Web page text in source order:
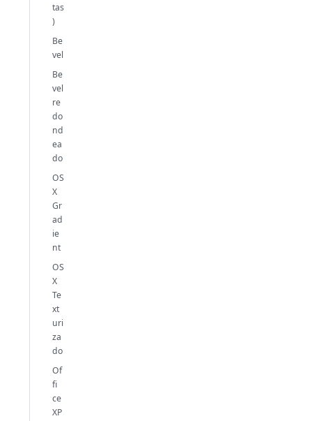
tas
)
Be
vel
Be
vel
re
do
nd
ea
do
OS
X
Gr
ad
ie
nt
OS
X
Te
xt
uri
za
do
Of
fi
ce
XP